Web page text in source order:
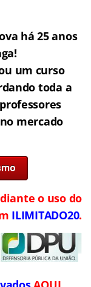
há 25 anos
um curso
toda a
mercado
o uso do
ILIMITADO20.